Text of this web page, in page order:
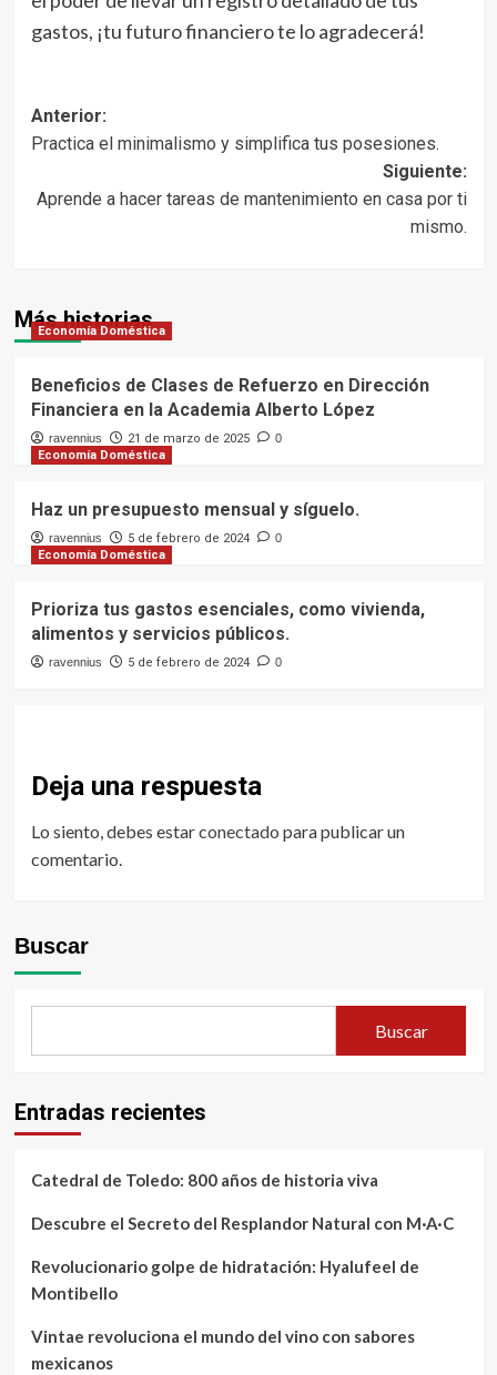
gastos, ¡tu futuro financiero te lo agradecerá!
Navegación
de
entradas
Anterior:
Practica el minimalismo y simplifica tus posesiones.
Siguiente:
Aprende a hacer tareas de mantenimiento en casa por ti
mismo.
Más historias
Economía Doméstica
Beneficios de Clases de Refuerzo en Dirección
Financiera en la Academia Alberto López
ravennius 21 de marzo de 2025 0
Economía Doméstica
Haz un presupuesto mensual y síguelo.
ravennius 5 de febrero de 2024 0
Economía Doméstica
Prioriza tus gastos esenciales, como vivienda,
alimentos y servicios públicos.
ravennius 5 de febrero de 2024 0
Deja una respuesta
Lo siento, debes estarconectado para publicar un
comentario.
Buscar
Buscar
Entradas recientes
Catedral de Toledo: 800 años de historia viva
Descubre el Secreto del Resplandor Natural con M·A·C
Revolucionario golpe de hidratación: Hyalufeel de
Montibello
Vintae revoluciona el mundo del vino con sabores
mexicanos